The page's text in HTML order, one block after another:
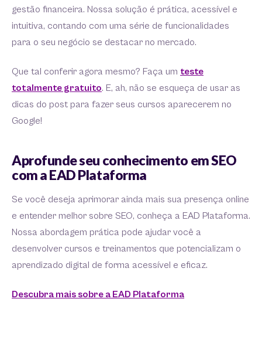
gestão financeira. Nossa solução é prática, acessível e
intuitiva, contando com uma série de funcionalidades
para o seu negócio se destacar no mercado.
Que tal conferir agora mesmo? Faça um teste
totalmente gratuito. E, ah, não se esqueça de usar as
dicas do post para fazer seus cursos aparecerem no
Google!
Aprofunde seu conhecimento em SEO
com a EAD Plataforma
Se você deseja aprimorar ainda mais sua presença online
e entender melhor sobre SEO, conheça a EAD Plataforma.
Nossa abordagem prática pode ajudar você a
desenvolver cursos e treinamentos que potencializam o
aprendizado digital de forma acessível e eficaz.
Descubra mais sobre a EAD Plataforma